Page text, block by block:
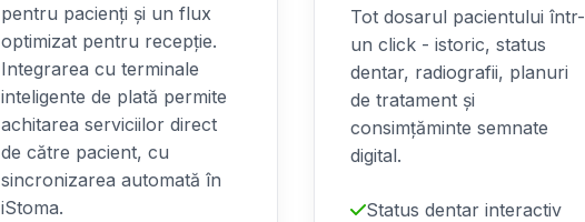
pentru pacienți și un flux
optimizat pentru recepție.
Integrarea cu terminale
inteligente de plată permite
achitarea serviciilor direct
de către pacient, cu
sincronizarea automată în
iStoma.
Tot dosarul pacientului într-
un click - istoric, status
dentar, radiografii, planuri
de tratament și
consimțăminte semnate
digital.
Status dentar interactiv